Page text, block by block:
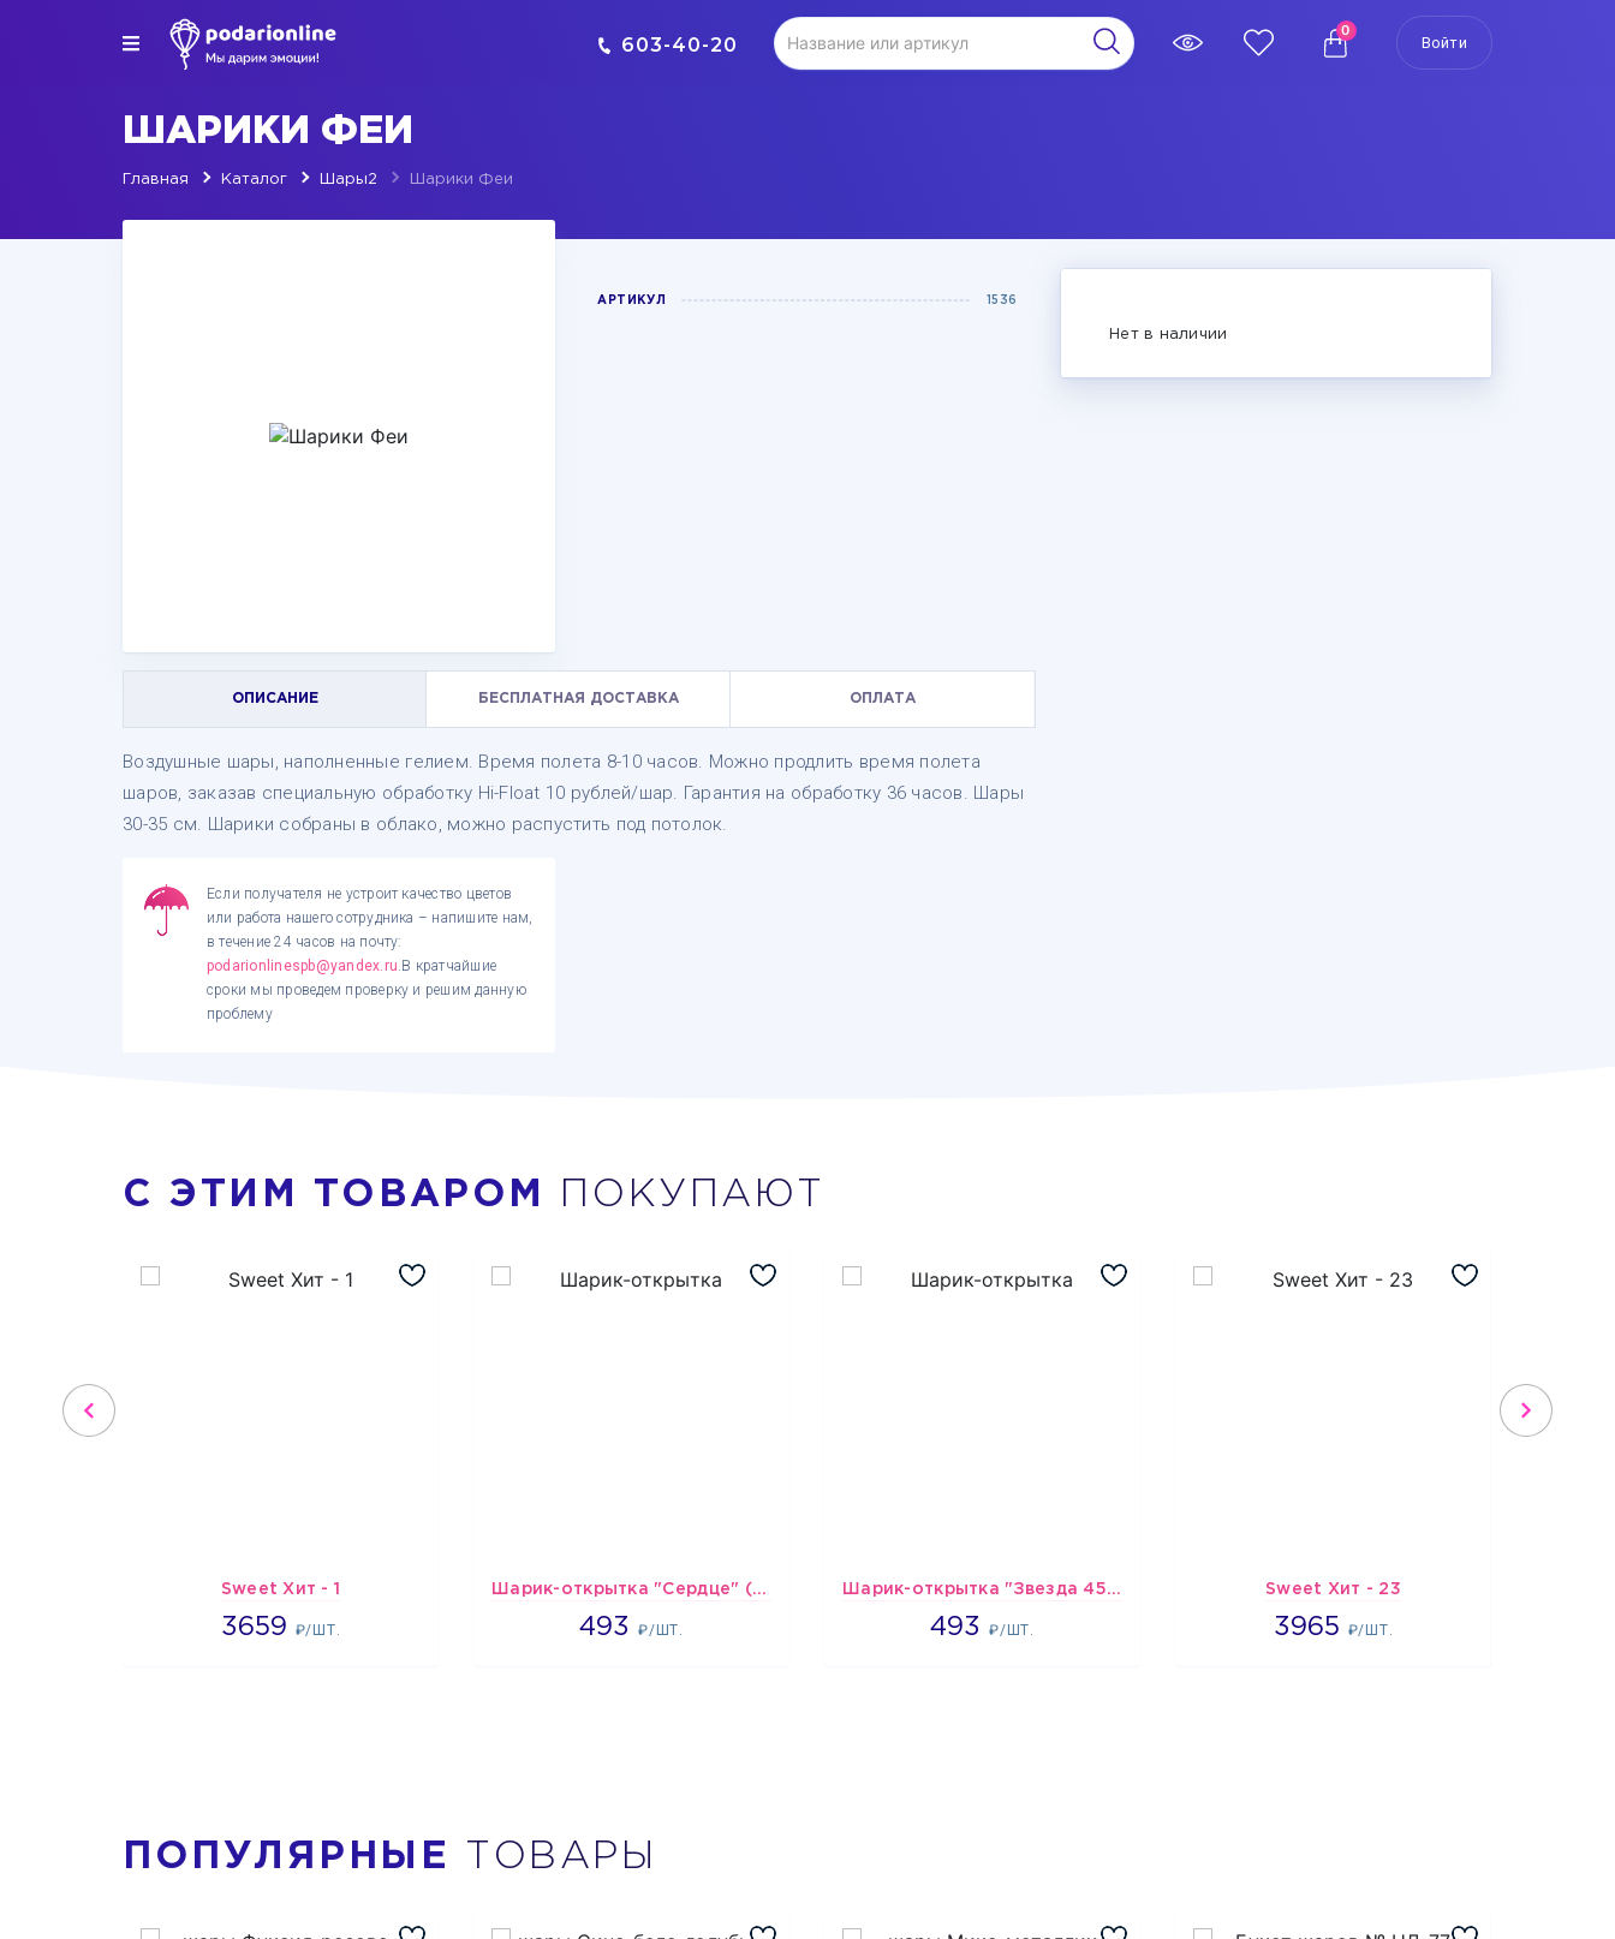
603-40-20
0
Войти
ШАРИКИ ФЕИ
Главная Каталог Шары2 Шарики Феи
АРТИКУЛ 1536
ОПИСАНИЕ БЕСПЛАТНАЯ ДОСТАВКА ОПЛАТА
Воздушные шары, наполненные гелием. Время полета 8-10 часов. Можно продлить время полета
шаров, заказав специальную обработку Hi-Float 10 рублей/шар. Гарантия на обработку 36 часов. Шары
30-35 см. Шарики собраны в облако, можно распустить под потолок.
Если получателя не устроит качество цветов
или работа нашего сотрудника – напишите нам,
в течение 24 часов на почту:
podarionlinespb@yandex.ru.В кратчайшие
сроки мы проведем проверку и решим данную
проблему
Нет в наличии
С ЭТИМ ТОВАРОМ ПОКУПАЮТ
Sweet Хит - 1
3659 ₽/ШТ.
3659 Шарик-открытка "Сердце" (45 см) - 2
493₽/ШТ.
493 Шарик-открытка "Звезда 45 см" №1
493₽/ШТ.
493 Sweet Хит - 23
3965 ₽/ШТ.
3965
ПОПУЛЯРНЫЕ ТОВАРЫ